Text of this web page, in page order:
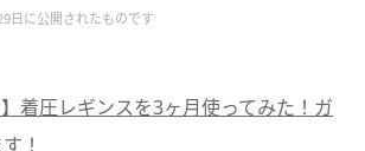
日に公開されたものです
着圧レギンスを3ヶ月使ってみた！ガ
！